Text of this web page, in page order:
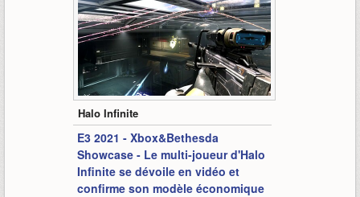
2:26
Halo Infinite
E3 2021 - Xbox&Bethesda
Showcase - Le multi-joueur d'Halo
Infinite se dévoile en vidéo et
confirme son modèle économique